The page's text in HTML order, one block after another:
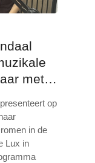
met
op
in de
Lux in